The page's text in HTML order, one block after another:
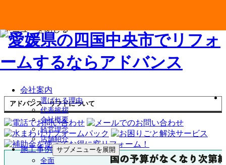
会社案内
選ばれる理由
代表挨拶
会社概要
経営理念
店舗紹介
施工事例 サブメニューを展開
全面
メニューを閉じる
アドバンス・リフドについて